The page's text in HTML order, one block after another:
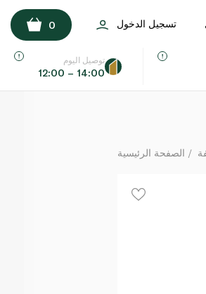
تسجيل الدخول 0
توصيل اليوم
12:00 – 14:00
الصفحة الرئيسية